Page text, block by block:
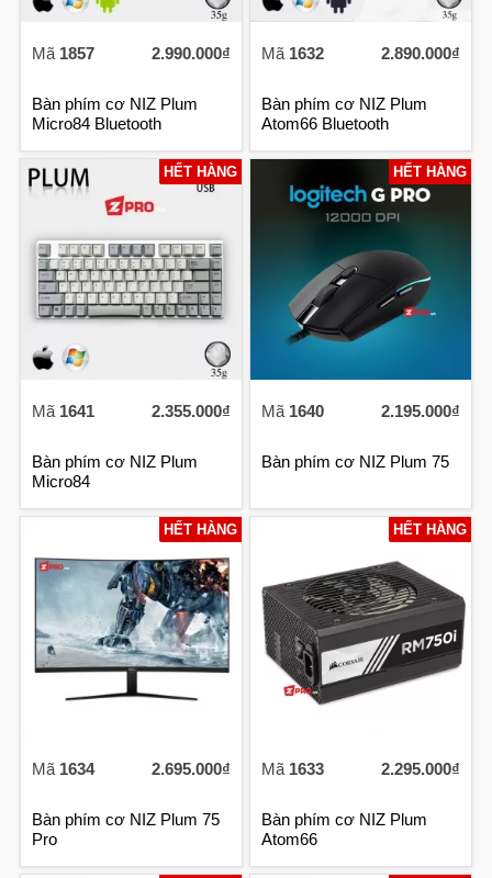
Mã 1857 2.990.000₫
Bàn phím cơ NIZ Plum
Micro84 Bluetooth
Mã 1632 2.890.000₫
Bàn phím cơ NIZ Plum
Atom66 Bluetooth
HẾT HÀNG
Mã 1641 2.355.000₫
Bàn phím cơ NIZ Plum
Micro84
HẾT HÀNG
Mã 1640 2.195.000₫
Bàn phím cơ NIZ Plum 75
HẾT HÀNG
Mã 1634 2.695.000₫
Bàn phím cơ NIZ Plum 75
Pro
HẾT HÀNG
Mã 1633 2.295.000₫
Bàn phím cơ NIZ Plum
Atom66